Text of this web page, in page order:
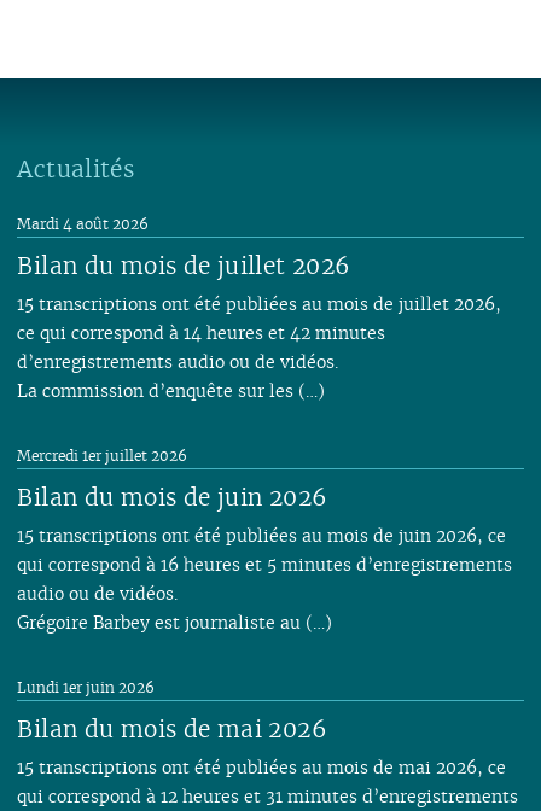
Actualités
Bilan du mois de juillet 2026
Mardi 4 août 2026
15 transcriptions ont été publiées au mois de juillet 2026,
ce qui correspond à 14 heures et 42 minutes
d’enregistrements audio ou de vidéos.
La commission d’enquête sur les (…)
Bilan du mois de juin 2026
Mercredi 1er juillet 2026
15 transcriptions ont été publiées au mois de juin 2026, ce
qui correspond à 16 heures et 5 minutes d’enregistrements
audio ou de vidéos.
Grégoire Barbey est journaliste au (…)
Bilan du mois de mai 2026
Lundi 1er juin 2026
15 transcriptions ont été publiées au mois de mai 2026, ce
qui correspond à 12 heures et 31 minutes d’enregistrements